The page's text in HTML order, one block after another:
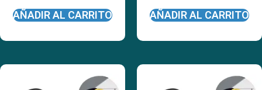
AÑADIR AL CARRITO AÑADIR AL CARRITO